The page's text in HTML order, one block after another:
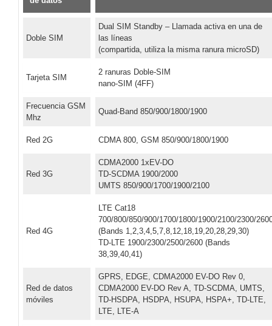
Doble SIM
Dual SIM Standby – Llamada activa en una de
las líneas
(compartida, utiliza la misma ranura microSD)
Tarjeta SIM
2 ranuras Doble-SIM
nano-SIM (4FF)
Frecuencia GSM
Mhz
Quad-Band 850/900/1800/1900
Red 2G CDMA 800, GSM 850/900/1800/1900
Red 3G
CDMA2000 1xEV-DO
TD-SCDMA 1900/2000
UMTS 850/900/1700/1900/2100
Red 4G
LTE Cat18
700/800/850/900/1700/1800/1900/2100/2300/
(Bands 1,2,3,4,5,7,8,12,18,19,20,28,29,30)
TD-LTE 1900/2300/2500/2600 (Bands
38,39,40,41)
Red de datos
móviles
GPRS, EDGE, CDMA2000 EV-DO Rev 0,
CDMA2000 EV-DO Rev A, TD-SCDMA, UMTS,
TD-HSDPA, HSDPA, HSUPA, HSPA+, TD-LTE,
LTE, LTE-A